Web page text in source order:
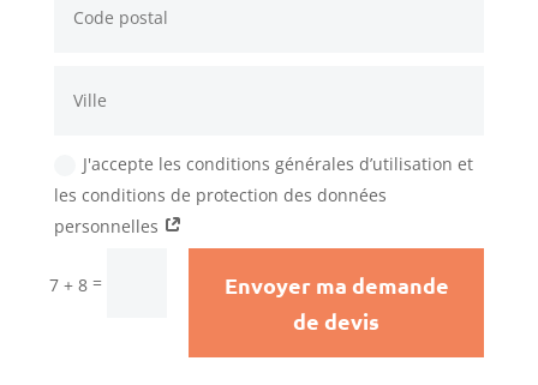
J'accepte les conditions générales d’utilisation et
les conditions de protection des données
personnelles
7 + 8 =
Envoyer ma demande
de devis